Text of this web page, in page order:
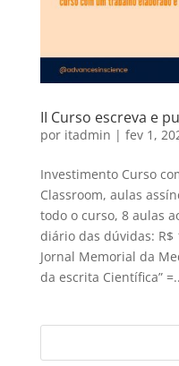
II Curso escreva e
por itadmin | fev 1,
Investimento Curso
Classroom, aulas
todo o curso, 8 aulas
diário das dúvidas: R$
Jornal Memorial da
da escrita Científica”